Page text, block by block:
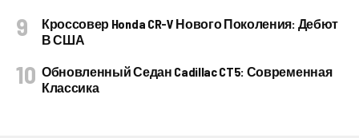
Кроссовер Honda CR-V Нового Поколения: Дебют
В США
Обновленный Седан Cadillac CT5: Современная
Классика